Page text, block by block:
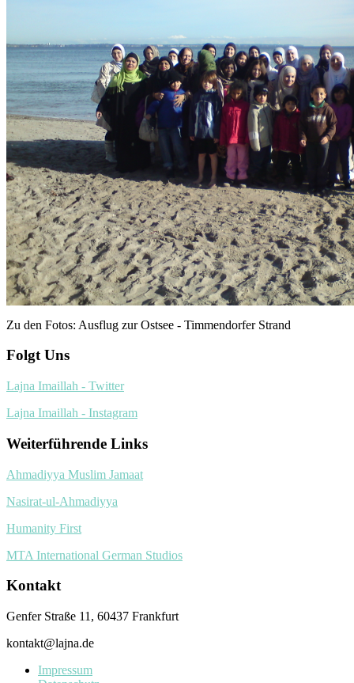
Zu den Fotos: Ausflug zur Ostsee - Timmendorfer Strand
Folgt Uns
Lajna Imaillah - Twitter
Lajna Imaillah - Instagram
Weiterführende Links
Ahmadiyya Muslim Jamaat
Nasirat-ul-Ahmadiyya
Humanity First
MTA International German Studios
Kontakt
Genfer Straße 11, 60437 Frankfurt
kontakt@lajna.de
Impressum